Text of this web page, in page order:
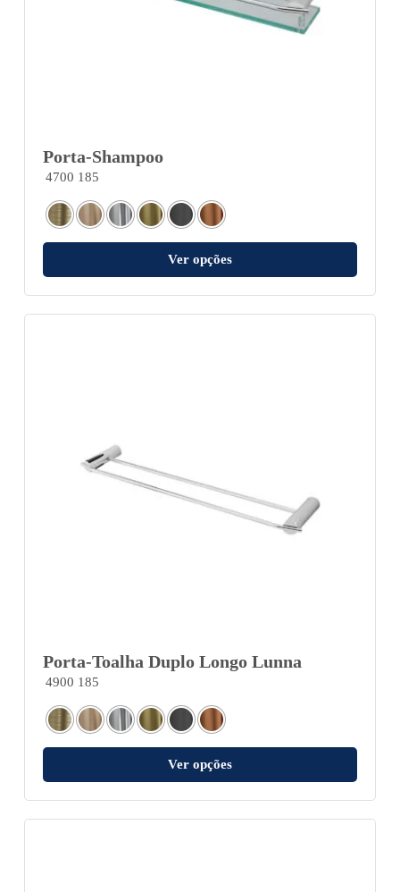
Porta-Shampoo
4700 185
Ver opções
Porta-Toalha Duplo Longo Lunna
4900 185
Ver opções